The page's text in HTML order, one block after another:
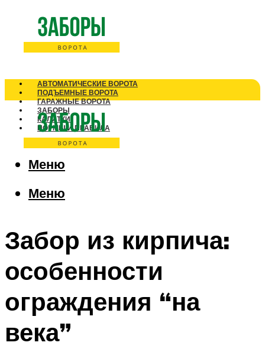
АВТОМАТИЧЕСКИЕ ВОРОТА
ПОДЪЕМНЫЕ ВОРОТА
ГАРАЖНЫЕ ВОРОТА
ЗАБОРЫ
КАЛИТКИ
НОРМЫ И ПРАВИЛА
Меню
Меню
Забор из кирпича:
особенности
ограждения “на
века”